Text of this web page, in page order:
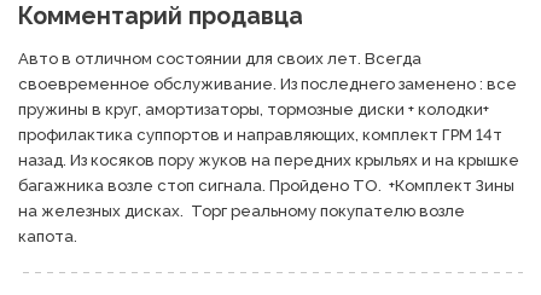
Комментарий продавца
Авто в отличном состоянии для своих лет. Всегда
своевременное обслуживание. Из последнего заменено : все
пружины в круг, амортизаторы, тормозные диски + колодки+
профилактика суппортов и направляющих, комплект ГРМ 14т
назад. Из косяков пору жуков на передних крыльях и на крышке
багажника возле стоп сигнала. Пройдено ТО.  +Комплект Зины
на железных дисках.  Торг реальному покупателю возле
капота.